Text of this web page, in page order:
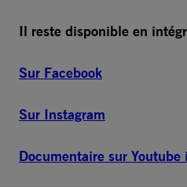
Il reste disponible en
Sur Facebook
Sur Instagram
Documentaire sur Youtube